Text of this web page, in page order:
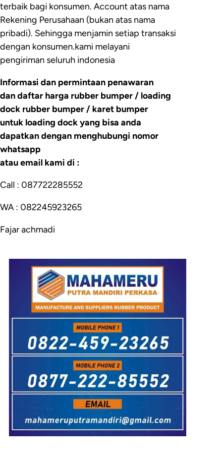
terbaik bagi konsumen. Account atas nama
Rekening Perusahaan (bukan atas nama
pribadi). Sehingga menjamin setiap transaksi
dengan konsumen.kami melayani
pengiriman seluruh indonesia
Informasi dan permintaan penawaran
dan daftar harga rubber bumper / loading
dock rubber bumper / karet bumper
untuk loading dock yang bisa anda
dapatkan dengan menghubungi nomor
whatsapp
atau email kami di :
Call : 087722285552
WA : 082245923265
Fajar achmadi